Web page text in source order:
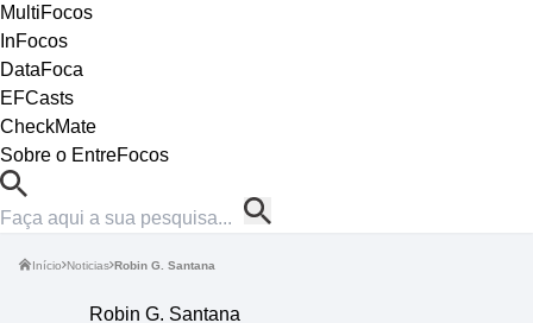
MultiFocos
InFocos
DataFoca
EFCasts
CheckMate
Sobre o EntreFocos
Início Noticias Robin G. Santana
Robin G. Santana